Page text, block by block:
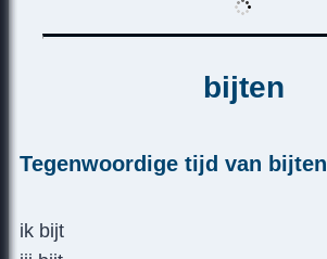
bijten
Tegenwoordige tijd van bijten
ik bijt